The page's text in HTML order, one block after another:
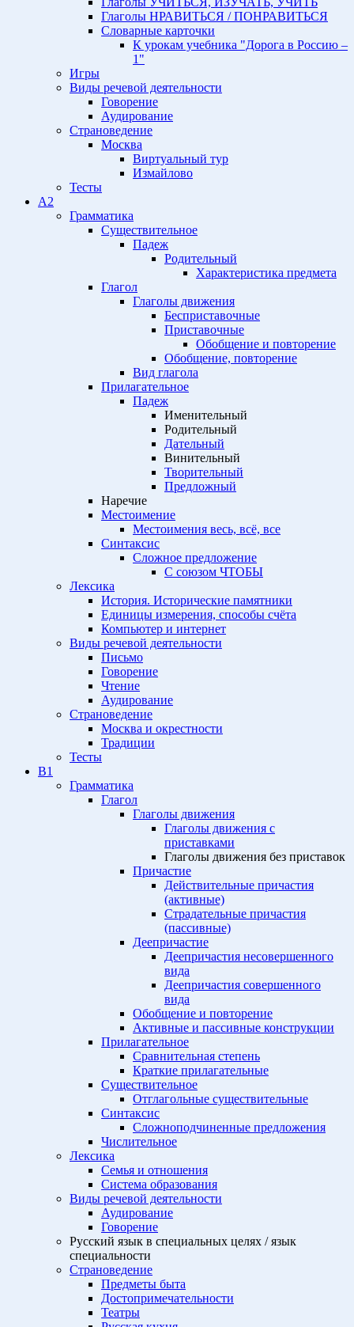
Глаголы НРАВИТЬСЯ / ПОНРАВИТЬСЯ
Словарные карточки
К урокам учебника "Дорога в Россию –
1"
Игры
Виды речевой деятельности
Говорение
Аудирование
Страноведение
Москва
Виртуальный тур
Измайлово
Тесты
A2
Грамматика
Существительное
Падеж
Родительный
Характеристика предмета
Глагол
Глаголы движения
Бесприставочные
Приставочные
Обобщение и повторение
Обобщение, повторение
Вид глагола
Прилагательное
Падеж
Именительный
Родительный
Дательный
Винительный
Творительный
Предложный
Наречие
Местоимение
Местоимения весь, всё, все
Синтаксис
Сложное предложение
С союзом ЧТОБЫ
Лексика
История. Исторические памятники
Единицы измерения, способы счёта
Компьютер и интернет
Виды речевой деятельности
Письмо
Говорение
Чтение
Аудирование
Страноведение
Москва и окрестности
Традиции
Тесты
B1
Грамматика
Глагол
Глаголы движения
Глаголы движения с
приставками
Глаголы движения без приставок
Причастие
Действительные причастия
(активные)
Страдательные причастия
(пассивные)
Деепричастие
Деепричастия несовершенного
вида
Деепричастия совершенного
вида
Обобщение и повторение
Активные и пассивные конструкции
Прилагательное
Сравнительная степень
Краткие прилагательные
Существительное
Отглагольные существительные
Синтаксис
Сложноподчиненные предложения
Числительное
Лексика
Семья и отношения
Система образования
Виды речевой деятельности
Аудирование
Говорение
Русский язык в специальных целях / язык
специальности
Страноведение
Предметы быта
Достопримечательности
Театры